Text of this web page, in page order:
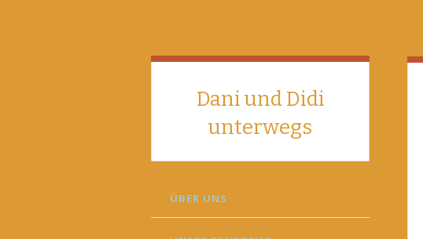
Dani und Didi
unterwegs
SKIP
TO
ÜBER UNS